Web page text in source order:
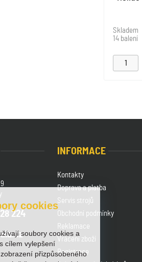
Skladem
14 balení
224
INFORMACE
Kontakty
Doprava a platba
Servis strojů
Obchodní podmínky
Reklamace
Vrácení zboží
Registrace
cookies
soubory cookies a
cílem vylepšení
přizpůsobeného